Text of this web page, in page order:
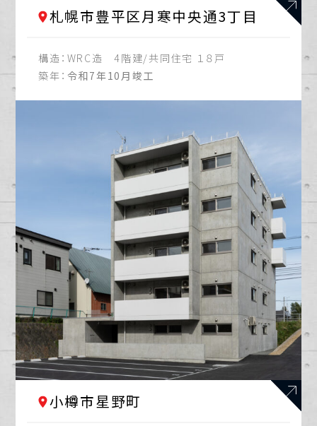
札幌市豊平区月寒中央通3丁目
構造： WRC造 4階建/共同住宅 １８戸
築年： 令和7年10月竣工
小樽市星野町